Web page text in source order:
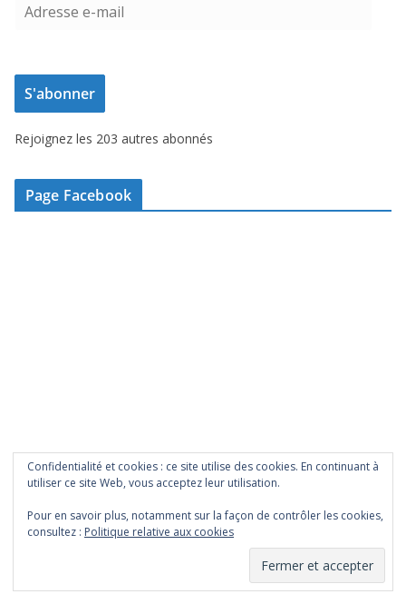
e
s
e
-
m
S'abonner
Rejoignez les 203 autres abonnés
Page Facebook
Confidentialité et cookies : ce site utilise des cookies. En continuant à
utiliser ce site Web, vous acceptez leur utilisation.
Pour en savoir plus, notamment sur la façon de contrôler les cookies,
consultez : Politique relative aux cookies